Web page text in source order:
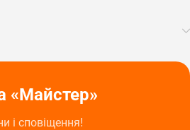
«Майстер»
і сповіщення!